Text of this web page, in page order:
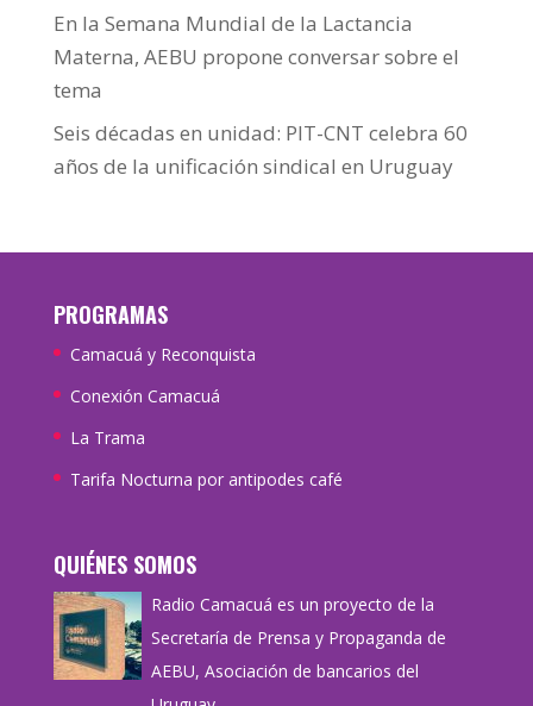
En la Semana Mundial de la Lactancia
Materna, AEBU propone conversar sobre el
tema
Seis décadas en unidad: PIT-CNT celebra 60
años de la unificación sindical en Uruguay
PROGRAMAS
Camacuá y Reconquista
Conexión Camacuá
La Trama
Tarifa Nocturna por antipodes café
QUIÉNES SOMOS
Radio Camacuá es un proyecto de la
Secretaría de Prensa y Propaganda de
AEBU, Asociación de bancarios del